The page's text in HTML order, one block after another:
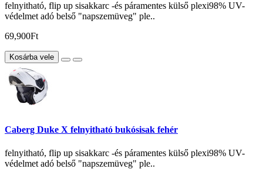
felnyitható, flip up sisakkarc -és páramentes külső plexi98% UV-
védelmet adó belső "napszemüveg" ple..
69,900Ft
Kosárba vele
Caberg Duke X felnyitható bukósisak fehér
felnyitható, flip up sisakkarc -és páramentes külső plexi98% UV-
védelmet adó belső "napszemüveg" ple..